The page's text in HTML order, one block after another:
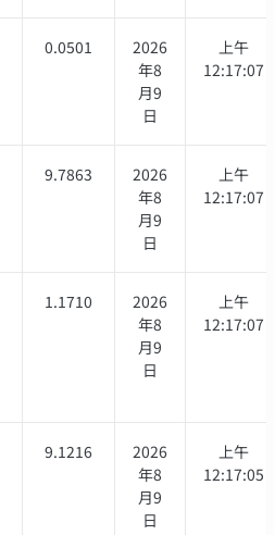
0.0501
2026
年8
月9
日
上午
12:17:07
9.7863
2026
年8
月9
日
上午
12:17:07
1.1710
2026
年8
月9
日
上午
12:17:07
9.1216
2026
年8
月9
日
上午
12:17:05